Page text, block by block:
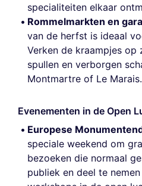
specialiteiten elkaar
Rommelmarkten en
van de herfst is ideaal
Verken de kraampjes op
spullen en verborgen
Montmartre of Le Marais.
Evenementen in de Open
Europese
speciale weekend om
bezoeken die normaal
publiek en deel te